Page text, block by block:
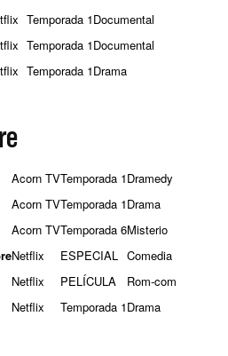
Temporada 1Documental
Temporada 1Documental
Temporada 1Drama
Acorn TVTemporada 1Dramedy
Acorn TVTemporada 1Drama
Acorn TVTemporada 6Misterio
Netflix ESPECIAL
Comedia
Netflix PELÍCULA
Rom-com
Netflix Temporada 1Drama